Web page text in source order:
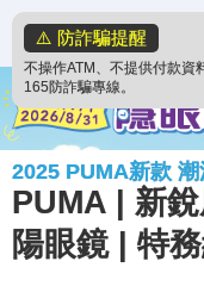
⚠️ 防詐騙提醒
不操作ATM、不提供付款資
165防詐騙專線。
2025 PUMA新款
PUMA | 新
陽眼鏡 | 特